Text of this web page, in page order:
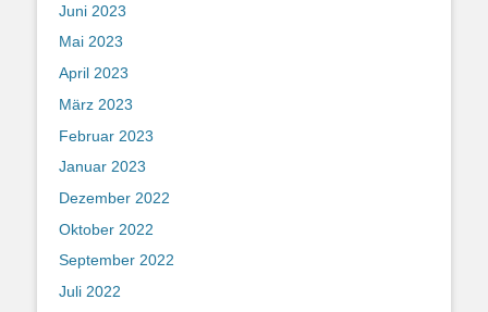
Juni 2023
Mai 2023
April 2023
März 2023
Februar 2023
Januar 2023
Dezember 2022
Oktober 2022
September 2022
Juli 2022